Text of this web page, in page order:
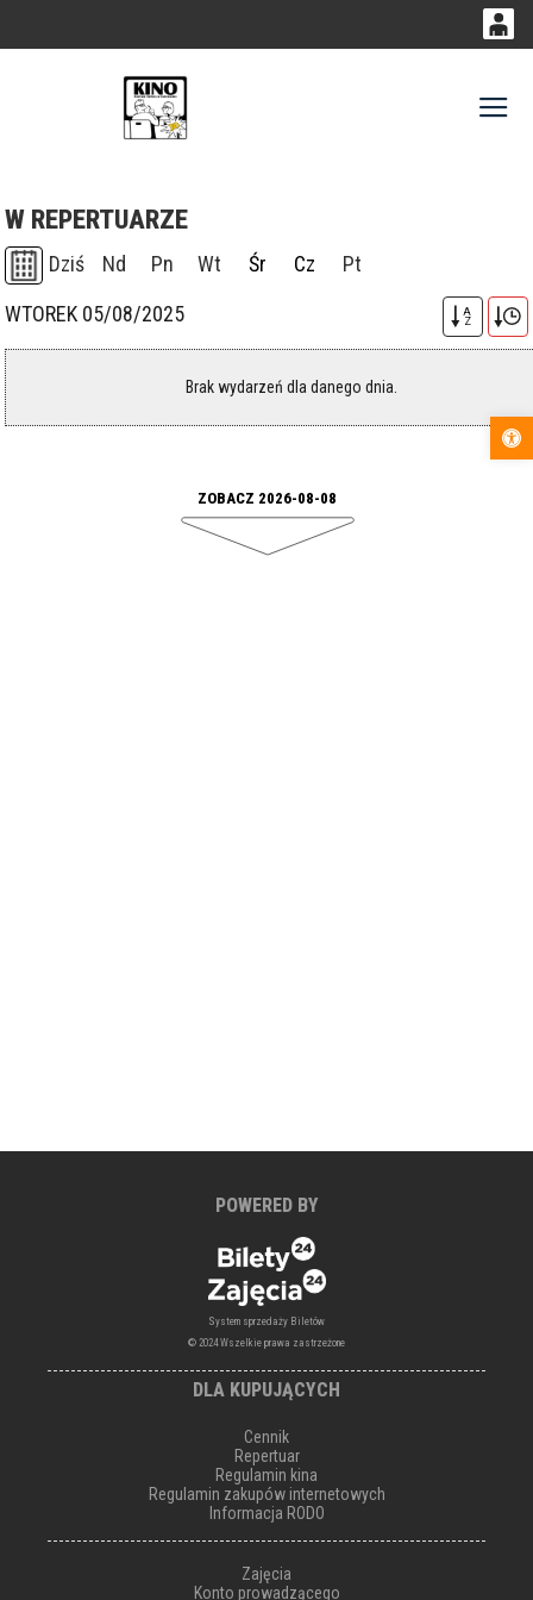
Otwórz
14 51
W REPERTUARZE
Dziś Nd Pn Wt Śr Cz
Pt
WTOREK 05/08/2025
A
Z
Brak wydarzeń dla danego dnia.
ZOBACZ 2026-08-08
POWERED BY
System sprzedaży Biletów
© 2024 Wszelkie prawa zastrzeżone
DLA KUPUJĄCYCH
Cennik
Repertuar
Regulamin kina
Regulamin zakupów internetowych
Informacja RODO
Zajęcia
Konto prowadzącego